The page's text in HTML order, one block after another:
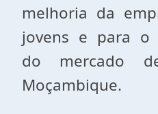
melhoria da
jovens e para o
do mercado
Moçambique.